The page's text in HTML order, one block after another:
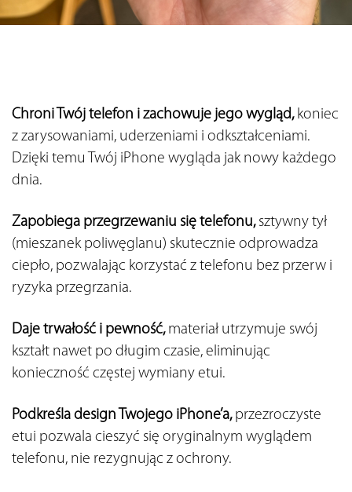
Chroni Twój telefon i zachowuje jego wygląd, koniec
z zarysowaniami, uderzeniami i odkształceniami.
Dzięki temu Twój iPhone wygląda jak nowy każdego
dnia.
Zapobiega przegrzewaniu się telefonu, sztywny tył
(mieszanek poliwęglanu) skutecznie odprowadza
ciepło, pozwalając korzystać z telefonu bez przerw i
ryzyka przegrzania.
Daje trwałość i pewność, materiał utrzymuje swój
kształt nawet po długim czasie, eliminując
konieczność częstej wymiany etui.
Podkreśla design Twojego iPhone’a, przezroczyste
etui pozwala cieszyć się oryginalnym wyglądem
telefonu, nie rezygnując z ochrony.